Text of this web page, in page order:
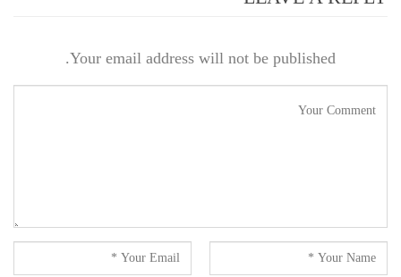
Your email address will not be published.